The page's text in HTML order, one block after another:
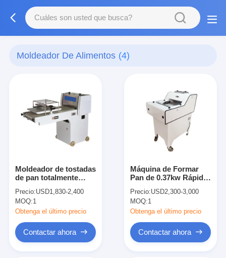
Moldeador De Alimentos (4)
Moldeador de tostadas
de pan totalmente
Equipo comercial para
hacer bagels
Precio:USD1,830-2,400
MOQ:1
Obtenga el último precio
Contactar ahora
Máquina de Formar
Pan de 0.37kw Rápida
Precio:USD2,300-3,000
MOQ:1
Obtenga el último precio
Contactar ahora